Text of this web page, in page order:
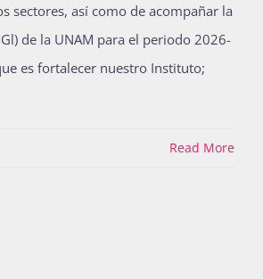
sectores, así como de acompañar la
de la UNAM para el periodo 2026-
es fortalecer nuestro Instituto;
Read More